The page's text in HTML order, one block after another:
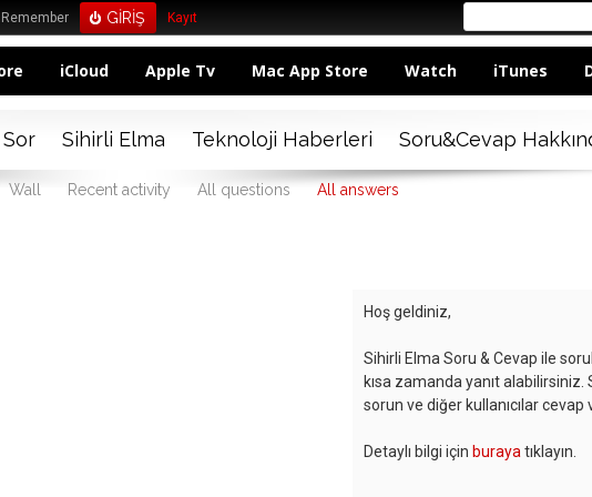
Remember Kayıt
iCloud Apple Tv Mac App Store Watch iTunes
Sihirli Elma Teknoloji Haberleri Soru&Cevap
Wall Recent activity All questions All answers
Hoş geldiniz,
Sihirli Elma Soru & Cevap ile
kısa zamanda yanıt alabilirsiniz.
sorun ve diğer kullanıcılar cevap
Detaylı bilgi için buraya tıklayın.